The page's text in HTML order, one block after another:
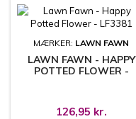
MÆRKER: LAWN FAWN
LAWN FAWN - HAPPY
POTTED FLOWER -
126,95 kr.